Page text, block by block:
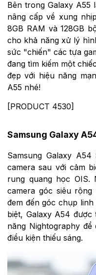
Bên trong Galaxy A55
nâng cấp về xung
8GB RAM và 128GB
cho khả năng xử lý
sức "chiến" các tựa
đang tìm kiếm một
đẹp với hiệu năng
A55 nhé!
[PRODUCT 4530]
Samsung Galaxy
Samsung Galaxy
camera sau với cảm
rung quang học
camera góc siêu rộng
đem đến góc chụp
biệt, Galaxy A54
năng Nightography
điều kiện thiếu sáng.